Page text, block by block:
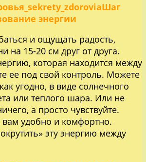
Шаг
энергии
и ощущать радость,
на 15-20 см друг от друга.
которая находится между
ее под свой контроль. Можете
угодно, в виде солнечного
или теплого шара. Или не
а просто чувствуйте.
вам удобно и комфортно.
эту энергию между